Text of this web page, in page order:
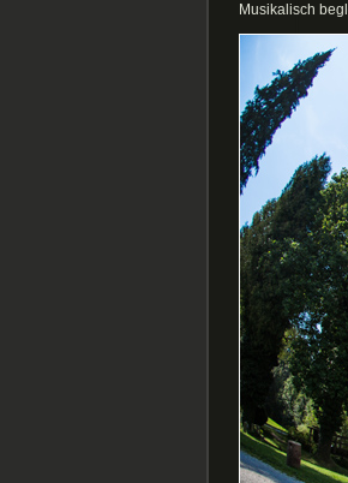
Musikalisch